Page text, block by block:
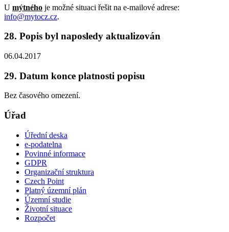
U mýtného je možné situaci řešit na e-mailové adrese:
info@mytocz.cz.
28. Popis byl naposledy aktualizován
06.04.2017
29. Datum konce platnosti popisu
Bez časového omezení.
Úřad
Úřední deska
e-podatelna
Povinné informace
GDPR
Organizační struktura
Czech Point
Platný územní plán
Územní studie
Životní situace
Rozpočet